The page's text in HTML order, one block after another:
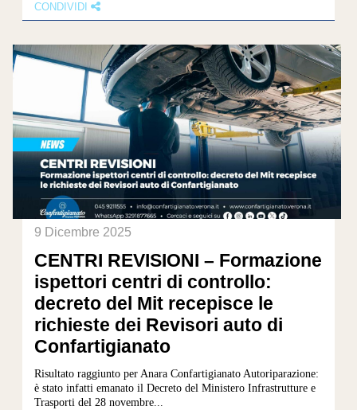
CONDIVIDI
9 Dicembre 2025
CENTRI REVISIONI – Formazione
ispettori centri di controllo:
decreto del Mit recepisce le
richieste dei Revisori auto di
Confartigianato
Risultato raggiunto per Anara Confartigianato Autoriparazione:
è stato infatti emanato il Decreto del Ministero Infrastrutture e
Trasporti del 28 novembre...